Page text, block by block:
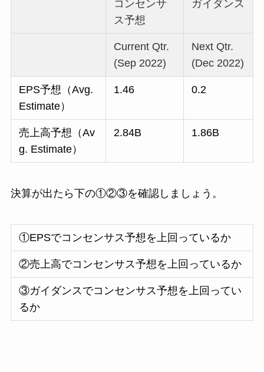
コンセンサ
ス予想
ガイダンス
Current Qtr.
(Sep 2022)
Next Qtr.
(Dec 2022)
EPS予想（Avg.
Estimate）
1.46 0.2
売上高予想（Av
g. Estimate）
2.84B 1.86B
決算が出たら下の①②③を確認しましょう。
①EPSでコンセンサス予想を上回っているか
②売上高でコンセンサス予想を上回っているか
③ガイダンスでコンセンサス予想を上回ってい
るか